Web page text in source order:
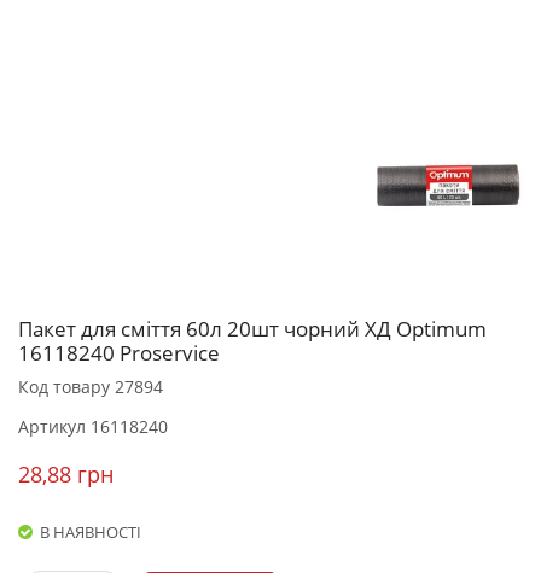
Пакет для сміття 60л 20шт чорний ХД Optimum
16118240 Proservice
Код товару 27894
Артикул 16118240
28,88 грн
В НАЯВНОСТІ